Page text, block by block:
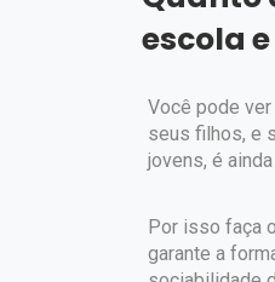
escola
Você pode
seus filhos, e
jovens, é
Por isso faça
garante a